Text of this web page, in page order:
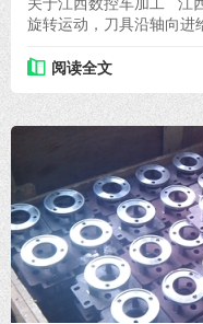
旋转运动，刀具沿轴向进
阅读全文